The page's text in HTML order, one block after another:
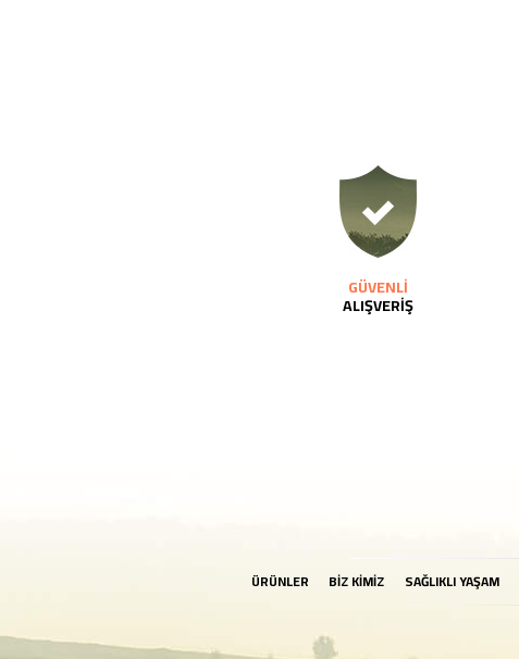
GÜVENLİ
ALIŞVERİŞ
ÜRÜNLER BİZ KİMİZ SAĞLIKLI YAŞAM